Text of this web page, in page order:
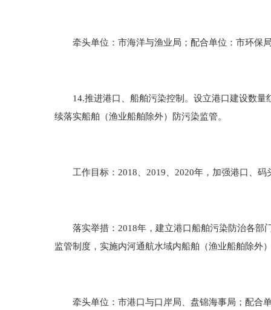
牵头单位：市海洋与渔业局；配合单位：市环保
14.推进港口、船舶污染控制。设立港口建设数量
续落实船舶（渔业船舶除外）防污染监管。
工作目标：2018、2019、2020年，加强港口、码
落实举措：2018年，建立港口船舶污染防治各部
监管制度，实施内河通航水域内船舶（渔业船舶除外
牵头单位：市港口与口岸局、盘锦海事局；配合单